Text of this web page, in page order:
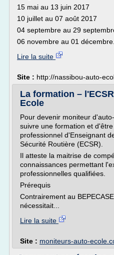
15 mai au 13 juin 2017
10 juillet au 07 août 2017
04 septembre au 29
06 novembre au 01
Lire la suite
Site : http://nassibou-auto-
La formation –
Ecole
Pour devenir moniteur
suivre une formation et
professionnel d'Enseignant
Sécurité Routière (ECSR).
Il atteste la maitrise de
connaissances permettant
professionnelles qualifiées.
Prérequis
Contrairement au
nécessitait...
Lire la suite
Site : moniteurs-auto-